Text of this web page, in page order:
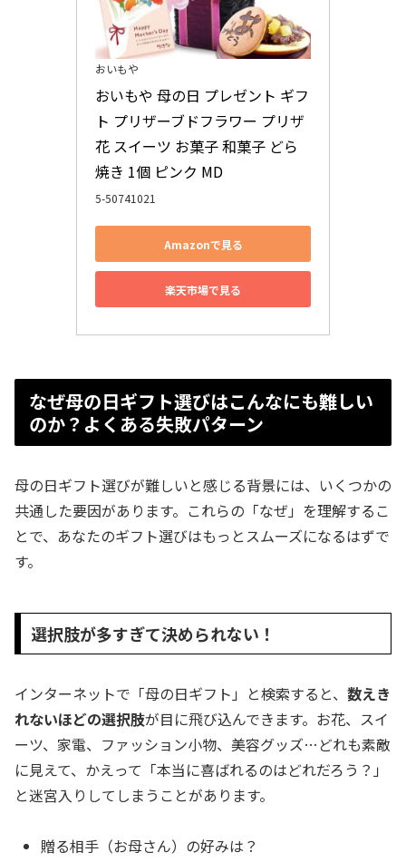
おいもや
おいもや 母の日 プレゼント ギフ
ト プリザーブドフラワー プリザ
花 スイーツ お菓子 和菓子 どら
焼き 1個 ピンク MD
5-50741021
Amazonで見る
楽天市場で見る
なぜ母の日ギフト選びはこんなにも難しい
のか？よくある失敗パターン
母の日ギフト選びが難しいと感じる背景には、いくつかの
共通した要因があります。これらの「なぜ」を理解するこ
とで、あなたのギフト選びはもっとスムーズになるはずで
す。
選択肢が多すぎて決められない！
インターネットで「母の日ギフト」と検索すると、 数えき
れないほどの選択肢が目に飛び込んできます。お花、スイ
ーツ、家電、ファッション小物、美容グッズ…どれも素敵
に見えて、かえって「本当に喜ばれるのはどれだろう？」
と迷宮入りしてしまうことがあります。
贈る相手（お母さん）の好みは？